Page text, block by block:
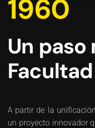
1960
Un paso
A partir de la
un proyecto innovador